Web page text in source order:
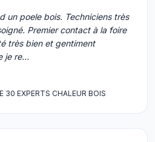
un poele bois. Techniciens très
Premier contact à la foire
très bien et gentiment
je re…
30 EXPERTS CHALEUR BOIS